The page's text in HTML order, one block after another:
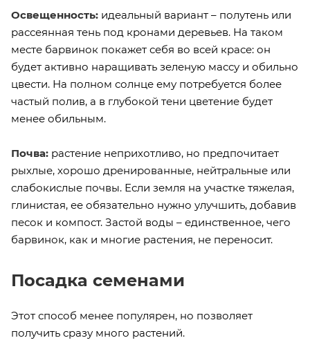
Освещенность: идеальный вариант – полутень или
рассеянная тень под кронами деревьев. На таком
месте барвинок покажет себя во всей красе: он
будет активно наращивать зеленую массу и обильно
цвести. На полном солнце ему потребуется более
частый полив, а в глубокой тени цветение будет
менее обильным.
Почва: растение неприхотливо, но предпочитает
рыхлые, хорошо дренированные, нейтральные или
слабокислые почвы. Если земля на участке тяжелая,
глинистая, ее обязательно нужно улучшить, добавив
песок и компост. Застой воды – единственное, чего
барвинок, как и многие растения, не переносит.
Посадка семенами
Этот способ менее популярен, но позволяет
получить сразу много растений.